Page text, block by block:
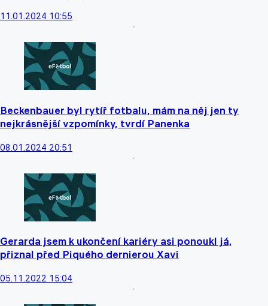
11.01.2024 10:55
Beckenbauer byl rytíř fotbalu, mám na něj jen ty
nejkrásnější vzpomínky, tvrdí Panenka
08.01.2024 20:51
Gerarda jsem k ukončení kariéry asi ponoukl já,
přiznal před Piquého dernierou Xavi
05.11.2022 15:04